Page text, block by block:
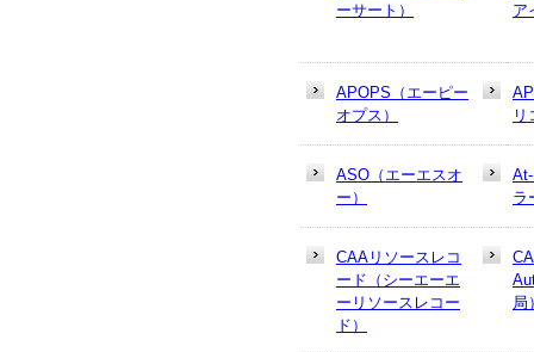
ーサート）
ア
APOPS（エーピー
オプス）
リ
ASO（エーエスオ
ー）
ラ
CAAリソースレコ
ード（シーエーエ
ーリソースレコー
ド）
局